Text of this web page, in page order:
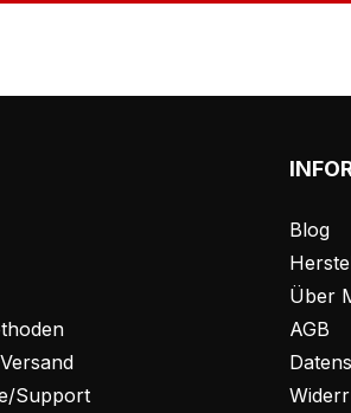
Support
Blog
Über
AGB